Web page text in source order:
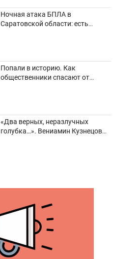
Ночная атака БПЛА в
Саратовской области: есть
Попали в историю. Как
общественники спасают от
«Два верных, неразлучных
голубка…». Вениамин Кузнецов